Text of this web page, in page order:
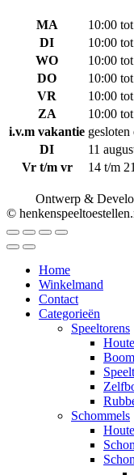
MA
10:00
DI
10:00
WO
10:00
DO
10:00
VR
10:00
ZA
10:00
i.v.m vakantie gesloten
DI
11
Vr t/m vr
14 t/m
Ontwerp &
©
Home
Winkelmand
Contact
Categorieën
Speeltorens
Schommels